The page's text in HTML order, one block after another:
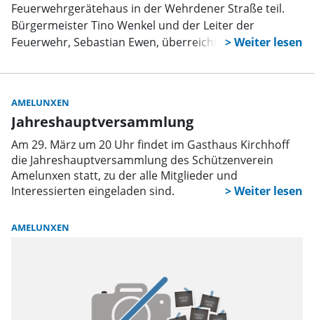
Feuerwehrgerätehaus in der Wehrdener Straße teil.
Bürgermeister Tino Wenkel und der Leiter der
Feuerwehr, Sebastian Ewen, überreichten feierlich die
Jugendfeuerwehr Amelunxen, Luisa Rode, sowie an
und die Betreuer Tobias Brähler und Benedikt
Knipping.
AMELUNXEN
Jahreshauptversammlung
Am 29. März um 20 Uhr findet im Gasthaus Kirchhoff
die Jahreshauptversammlung des Schützenverein
Amelunxen statt, zu der alle Mitglieder und
Interessierten eingeladen sind.
AMELUNXEN